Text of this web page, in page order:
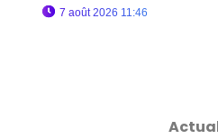
7 août 2026 11:46